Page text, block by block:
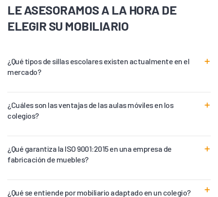
LE ASESORAMOS A LA HORA DE
ELEGIR SU MOBILIARIO
¿Qué tipos de sillas escolares existen actualmente en el
mercado?
¿Cuáles son las ventajas de las aulas móviles en los
colegios?
¿Qué garantiza la ISO 9001:2015 en una empresa de
fabricación de muebles?
¿Qué se entiende por mobiliario adaptado en un colegio?